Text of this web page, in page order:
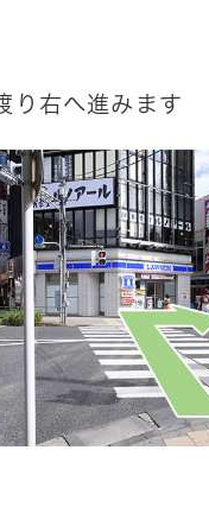
り右へ進みます